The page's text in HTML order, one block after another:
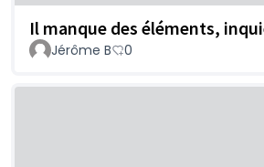
Il manque des éléments,
Jérôme B 0